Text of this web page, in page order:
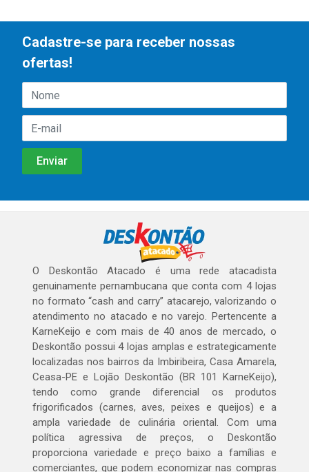
Cadastre-se para receber nossas
ofertas!
O Deskontão Atacado é uma rede atacadista
genuinamente pernambucana que conta com 4 lojas
no formato “cash and carry” atacarejo, valorizando o
atendimento no atacado e no varejo. Pertencente a
KarneKeijo e com mais de 40 anos de mercado, o
Deskontão possui 4 lojas amplas e estrategicamente
localizadas nos bairros da Imbiribeira, Casa Amarela,
Ceasa-PE e Lojão Deskontão (BR 101 KarneKeijo),
tendo como grande diferencial os produtos
frigorificados (carnes, aves, peixes e queijos) e a
ampla variedade de culinária oriental. Com uma
política agressiva de preços, o Deskontão
proporciona variedade e preço baixo a famílias e
comerciantes, que podem economizar nas compras